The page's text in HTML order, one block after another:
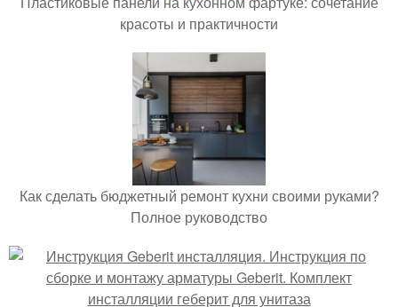
красоты и практичности
Как сделать бюджетный ремонт кухни своими руками?
Полное руководство